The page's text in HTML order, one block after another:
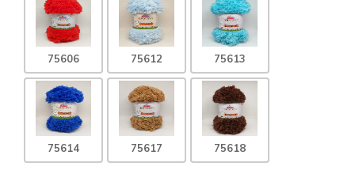
75606 75612 75613
75614 75617 75618